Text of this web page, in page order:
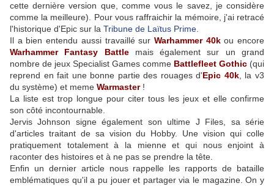
cette dernière version que, comme vous le savez, je considère
comme la meilleure). Pour vous raffraichir la mémoire, j'ai retracé
l'historique d'Epic sur la Tribune de Laïtus Prime
Il a bien entendu aussi travaillé sur Warhammer 40kou encore
Warhammer Fantasy Battlemais également sur un grand
nombre de jeux Specialist Games comme Battlefleet Gothic (qui
reprend en fait une bonne partie des rouages d'Epic 40k, la v3
du système) et meme Warmaster!
La liste est trop longue pour citer tous les jeux et elle confirme
son côté incontournable.
Jervis Johnson signe également son ultime J Files, sa série
d'articles traitant de sa vision du Hobby. Une vision qui colle
pratiquement totalement à la mienne et qui nous enjoint à
raconter des histoires et à ne pas se prendre la tête.
Enfin un dernier article nous rappelle les rapports de bataille
emblématiques qu'il a pu jouer et partager via le magazine. On y